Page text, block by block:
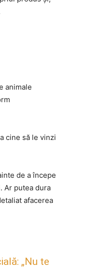
animale
cine să le vinzi
de a începe
Ar putea dura
afacerea
„Nu te